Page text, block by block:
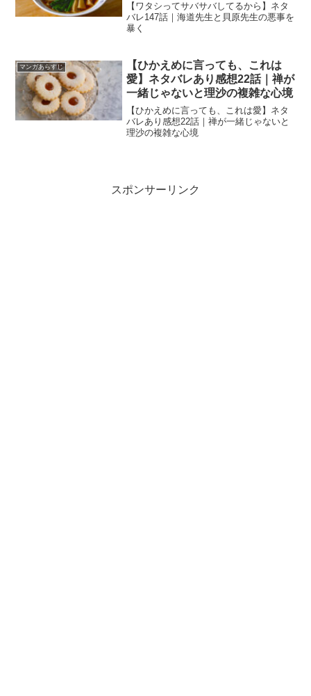
【ワタシってサバサバしてるから】ネタ
バレ147話｜海道先生と貝原先生の悪事を
暴く
マンガあらすじ
【ひかえめに言っても、これは
愛】ネタバレあり感想22話｜禅が
一緒じゃないと理沙の複雑な心境
【ひかえめに言っても、これは愛】ネタ
バレあり感想22話｜禅が一緒じゃないと
理沙の複雑な心境
スポンサーリンク